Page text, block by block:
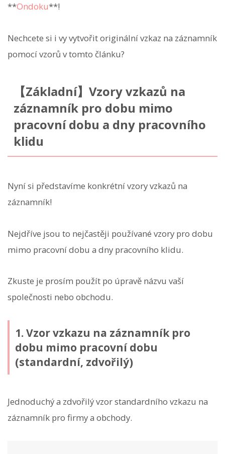
**Ondoku**!
Nechcete si i vy vytvořit originální vzkaz na záznamník
pomocí vzorů v tomto článku?
【Základní】Vzory vzkazů na
záznamník pro dobu mimo
pracovní dobu a dny pracovního
klidu
Nyní si představíme konkrétní vzory vzkazů na
záznamník!
Nejdříve jsou to nejčastěji používané vzory pro dobu
mimo pracovní dobu a dny pracovního klidu.
Zkuste je prosím použít po úpravě názvu vaší
společnosti nebo obchodu.
1. Vzor vzkazu na záznamník pro
dobu mimo pracovní dobu
(standardní, zdvořilý)
Jednoduchý a zdvořilý vzor standardního vzkazu na
záznamník pro firmy a obchody.